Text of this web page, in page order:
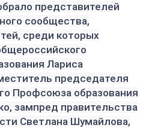
представителей
сообщества,
среди которых
Лариса
председателя
Профсоюза образования
зампред правительства
Светлана Шумайлова,